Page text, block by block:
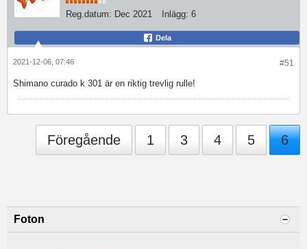
Reg.datum: Dec 2021 Inlägg: 6
Dela
#51
2021-12-06, 07:46
Shimano curado k 301 är en riktig trevlig rulle!
Föregående 1 3 4 5 6
Foton